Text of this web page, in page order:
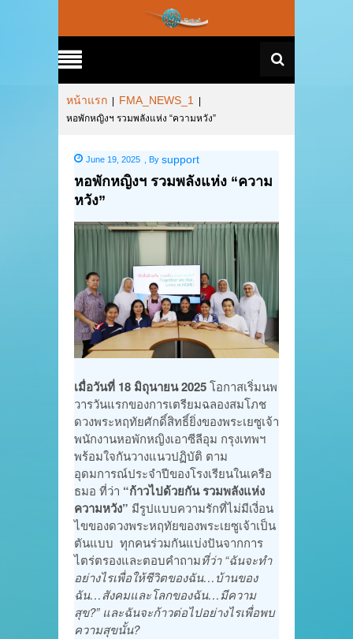
หน้าแรก FMA_NEWS_1
หอพักหญิงฯ รวมพลังแห่ง “ความหวัง”
June 19, 2025 By support
หอพักหญิงฯ รวมพลังแห่ง “ความ
หวัง”
เมื่อวันที่ 18 มิถุนายน 2025โอกาสเริ่มนพ
วารวันแรกของการเตรียมฉลองสมโภช
ดวงพระหฤทัยศักดิ์สิทธิ์ยิ่งของพระเยซูเจ้า
พนักงานหอพักหญิงเอาซีลีอุม กรุงเทพฯ
พร้อมใจกันวางแนวปฏิบัติ ตาม
อุดมการณ์ประจำปีของโรงเรียนในเครือ
ธมอ ที่ว่า “ก้าวไปด้วยกัน รวมพลังแห่ง
ความหวัง” มีรูปแบบความรักที่ไม่มีเงี่อน
ไขของดวงพระหฤทัยของพระเยซูเจ้าเป็น
ตันแบบ ทุกคนร่วมกันแบ่งปันจากการ
ไตร่ตรองและตอบคำถามที่ว่า“ฉันจะทำ
อย่างไรเพื่อให้ชีวิตของฉัน…บ้านของ
ฉัน…สังคมและโลกของฉัน…มีความ
สุข?” และฉันจะก้าวต่อไปอย่างไรเพื่อพบ
ความสุขนั้น?